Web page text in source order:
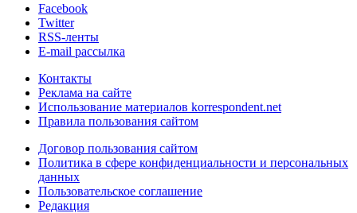
Facebook
Twitter
RSS-ленты
E-mail рассылка
Контакты
Реклама на сайте
Использование материалов korrespondent.net
Правила пользования сайтом
Договор пользования сайтом
Политика в сфере конфиденциальности и персональных
данных
Пользовательское соглашение
Редакция